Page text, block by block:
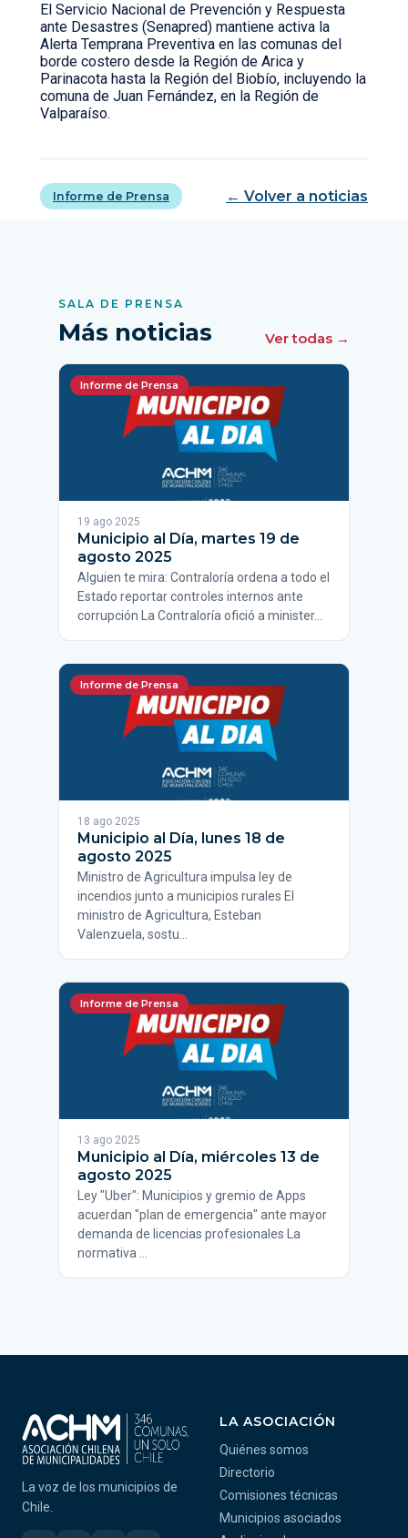
El Servicio Nacional de Prevención y Respuesta
ante Desastres (Senapred) mantiene activa la
Alerta Temprana Preventiva en las comunas del
borde costero desde la Región de Arica y
Parinacota hasta la Región del Biobío, incluyendo la
comuna de Juan Fernández, en la Región de
Valparaíso.
Informe de Prensa ← Volver a noticias
SALA DE PRENSA
Más noticias Ver todas →
Informe de Prensa
19 ago 2025
Municipio al Día, martes 19 de
agosto 2025
Alguien te mira: Contraloría ordena a todo el
Estado reportar controles internos ante
corrupción La Contraloría ofició a minister…
Informe de Prensa
18 ago 2025
Municipio al Día, lunes 18 de
agosto 2025
Ministro de Agricultura impulsa ley de
incendios junto a municipios rurales El
ministro de Agricultura, Esteban
Valenzuela, sostu…
Informe de Prensa
13 ago 2025
Municipio al Día, miércoles 13 de
agosto 2025
Ley "Uber": Municipios y gremio de Apps
acuerdan "plan de emergencia" ante mayor
demanda de licencias profesionales La
normativa …
La voz de los municipios de
Chile.
LA ASOCIACIÓN
Quiénes somos
Directorio
Comisiones técnicas
Municipios asociados